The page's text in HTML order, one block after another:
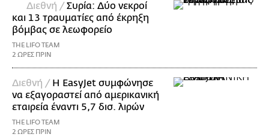
Διεθνή / Συρία: Δύο νεκροί
και 13 τραυματίες από έκρηξη
βόμβας σε λεωφορείο
THE LIFO TEAM
2 ΩΡΕΣ ΠΡΙΝ
Διεθνή / Η EasyJet συμφώνησε
να εξαγοραστεί από αμερικανική
εταιρεία έναντι 5,7 δισ. λιρών
THE LIFO TEAM
2 ΩΡΕΣ ΠΡΙΝ